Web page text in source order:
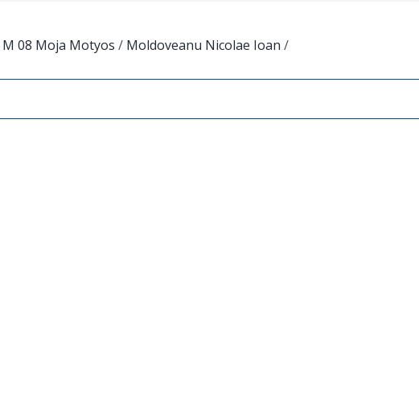
M 08 Moja Motyos / Moldoveanu Nicolae Ioan /